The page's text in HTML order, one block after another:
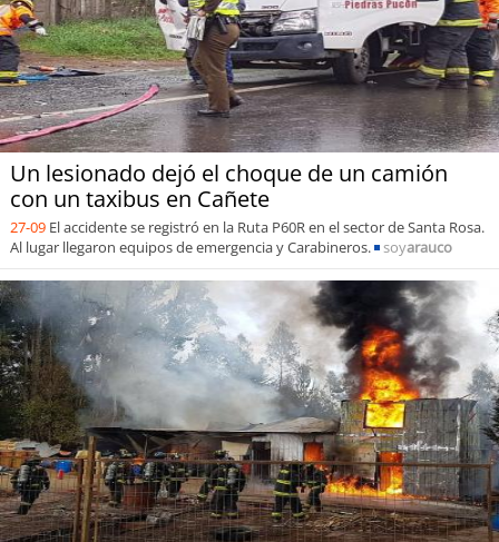
Un lesionado dejó el choque de un camión
con un taxibus en Cañete
27-09 El accidente se registró en la Ruta P60R en el sector de Santa Rosa.
Al lugar llegaron equipos de emergencia y Carabineros.
soyarauco